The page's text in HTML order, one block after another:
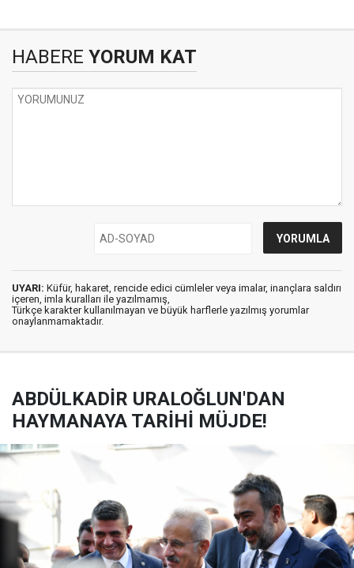
HABERE YORUM KAT
UYARI: Küfür, hakaret, rencide edici cümleler veya imalar, inançlara saldırı
içeren, imla kuralları ile yazılmamış,
Türkçe karakter kullanılmayan ve büyük harflerle yazılmış yorumlar
onaylanmamaktadır.
ABDÜLKADİR URALOĞLUN'DAN
HAYMANAYA TARİHİ MÜJDE!